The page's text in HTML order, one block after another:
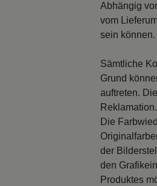
Abhängig
vom
sein
Sämtliche
Grund
auftreten.
Reklamation.
Die
der
den
Produktes